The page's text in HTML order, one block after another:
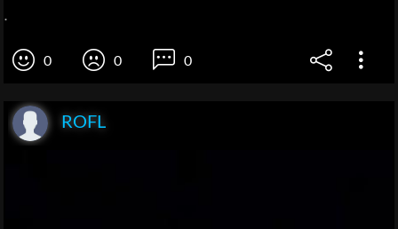
.
0 0 0
ROFL